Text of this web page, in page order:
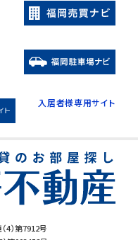
）第7912号
入居者様専用サイト